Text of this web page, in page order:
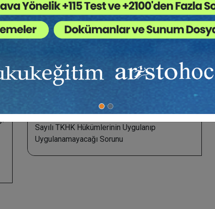
Oturum Başkanı:Prof. Dr. Turgut ÖZ
Prof. Dr. Serkan AYAN: Ön Ödemeli Konut
Satış Sözleşmesinde Alıcının Aynen İfa Talebi
Ön Ödemeli Konut
Satış Sözleşmelerinde Şekle Aykırılık ve
Sonuçları
Dr. Öğr. Üyesi Mehmet DOĞAR:
Olarak Kullanılacak Bir Konut Satışında 6502
Sayılı TKHK Hükümlerinin Uygulanıp
Uygulanamayacağı Sorunu